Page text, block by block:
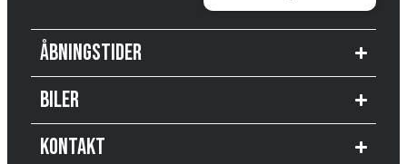
Åbningstider
Biler
Kontakt